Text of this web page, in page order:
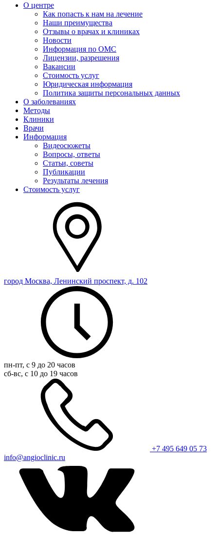
О центре
Как попасть к нам на лечение
Наши преимущества
Отзывы о врачах и клиниках
Новости
Информация по ОМС
Лицензии, разрешения
Вакансии
Стоимость услуг
Юридическая информация
Политика защиты персональных данных
О заболеваниях
Методы
Клиники
Врачи
Информация
Видеосюжеты
Вопросы, ответы
Статьи, советы
Публикации
Результаты лечения
Стоимость услуг
город Москва, Ленинский проспект, д. 102
пн-пт, с 9 до 20 часов
сб-вс, с 10 до 19 часов
+7 495 649 05 73
info@angioclinic.ru